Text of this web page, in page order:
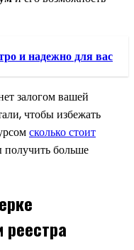
и надежно для вас
залогом вашей
чтобы избежать
сколько стоит
получить больше
реестра